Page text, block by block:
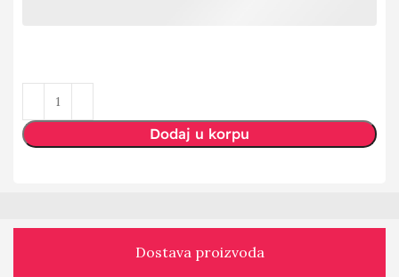
Dodaj u korpu
Dostava proizvoda